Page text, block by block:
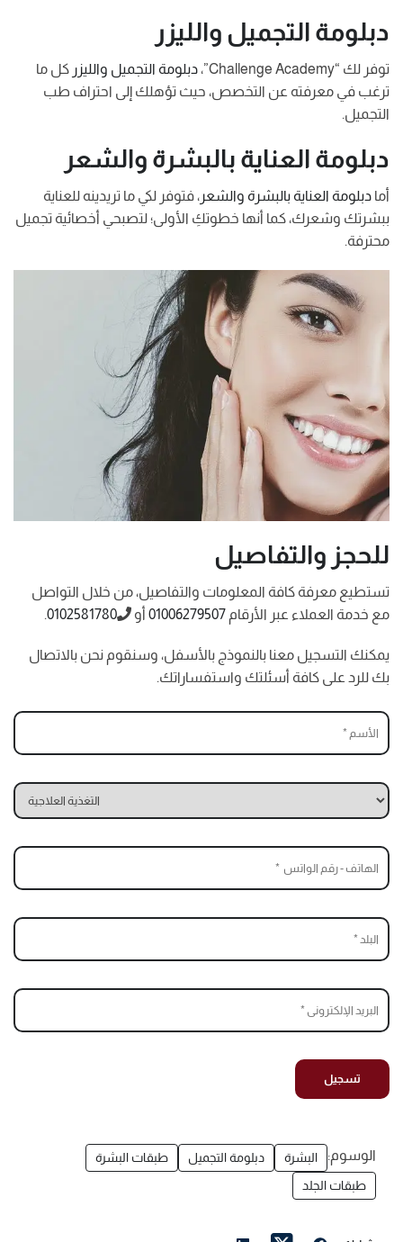
دبلومة التجميل والليزر
توفر لك “Challenge Academy”، دبلومة التجميل والليزر كل ما
ترغب في معرفته عن التخصص، حيث تؤهلك إلى احتراف طب
التجميل.
دبلومة العناية بالبشرة والشعر
أما دبلومة العناية بالبشرة والشعر ، فتوفر لكي ما تريدينه للعناية
ببشرتك وشعرك، كما أنها خطوتكِ الأولى؛ لتصبحي أخصائية تجميل
محترفة.
للحجز والتفاصيل
تستطيع معرفة كافة المعلومات والتفاصيل، من خلال التواصل
مع خدمة العملاء عبر الأرقام 01006279507 أو 0102581780
.
يمكنك التسجيل معنا بالنموذج بالأسفل، وسنقوم نحن بالاتصال
بك للرد على كافة أسئلتك واستفساراتك.
الوسوم: البشرة دبلومة التجميل
طبقات البشرة
طبقات الجلد